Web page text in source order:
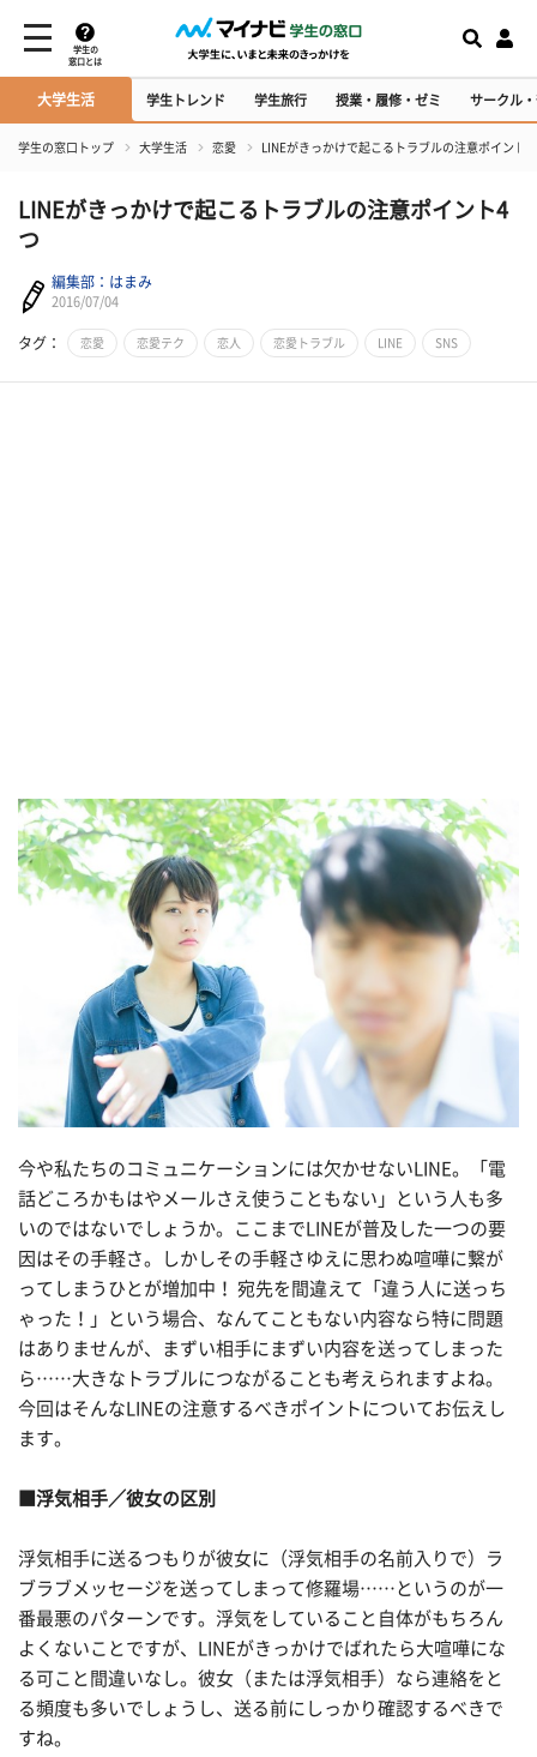
学生の
窓口とは
大学生活 学生トレンド 学生旅行 授業・履修・ゼミ サークル
学生の窓口トップ 大学生活 恋愛 LINEがきっかけで起こるトラブルの注意ポイント4
LINEがきっかけで起こるトラブルの注意ポイント4
つ
編集部：はまみ
2016/07/04
タグ： 恋愛 恋愛テク 恋人 恋愛トラブル LINE SNS
今や私たちのコミュニケーションには欠かせないLINE。「電
話どころかもはやメールさえ使うこともない」という人も多
いのではないでしょうか。ここまでLINEが普及した一つの要
因はその手軽さ。しかしその手軽さゆえに思わぬ喧嘩に繋が
ってしまうひとが増加中！ 宛先を間違えて「違う人に送っち
ゃった！」という場合、なんてこともない内容なら特に問題
はありませんが、まずい相手にまずい内容を送ってしまった
ら……大きなトラブルにつながることも考えられますよね。
今回はそんなLINEの注意するべきポイントについてお伝えし
ます。
■浮気相手／彼女の区別
浮気相手に送るつもりが彼女に（浮気相手の名前入りで）ラ
ブラブメッセージを送ってしまって修羅場……というのが一
番最悪のパターンです。浮気をしていること自体がもちろん
よくないことですが、LINEがきっかけでばれたら大喧嘩にな
る可こと間違いなし。彼女（または浮気相手）なら連絡をと
る頻度も多いでしょうし、送る前にしっかり確認するべきで
すね。